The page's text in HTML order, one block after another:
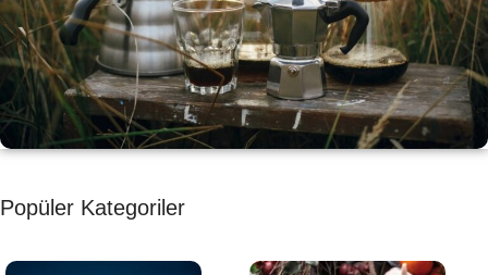
KAHVE KEYFİ
Kahvemizi Denediniz mi ?
Keşfet
Popüler Kategoriler